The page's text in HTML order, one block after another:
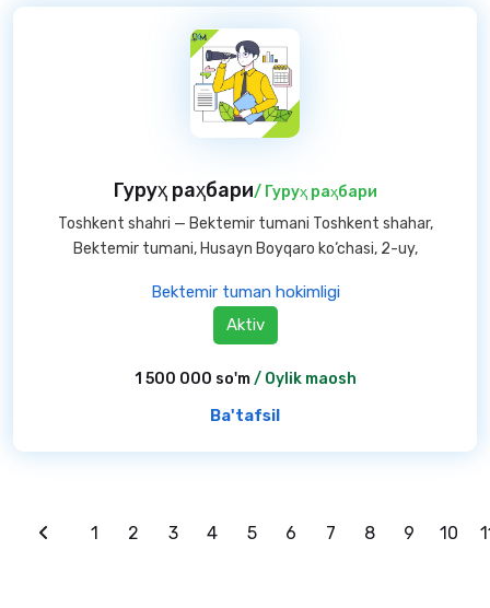
Гуруҳ раҳбари/ Гуруҳ раҳбари
Toshkent shahri — Bektemir tumani Toshkent shahar,
Bektemir tumani, Husayn Boyqaro ko‘chasi, 2-uy,
Bektemir tuman hokimligi
Aktiv
1 500 000 so'm/ Oylik maosh
Ba'tafsil
1 2 3 4 5 6 7 8 9 10